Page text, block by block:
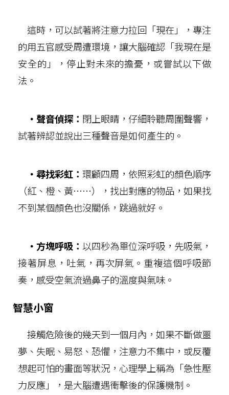
這時，可以試著將注意力拉回「現在」，專注
的用五官感受周遭環境，讓大腦確認「我現在是
安全的」，停止對未來的擔憂，或嘗試以下做
法。
‧聲音偵探： 閉上眼睛，仔細聆聽周圍聲響，
試著辨認並說出三種聲音是如何產生的。
‧尋找彩虹： 環顧四周，依照彩虹的顏色順序
（紅、橙、黃……），找出對應的物品，如果找
不到某個顏色也沒關係，跳過就好。
‧方塊呼吸： 以四秒為單位深呼吸，先吸氣，
接著屏息，吐氣，再次屏氣。重複這個呼吸節
奏，感受空氣流過鼻子的溫度與氣味。
智慧小窗
接觸危險後的幾天到一個月內，如果不斷做噩
夢、失眠、易怒、恐懼，注意力不集中，或反覆
想起可怕的畫面等狀況，心理學上稱為「急性壓
力反應」，是大腦遭遇衝擊後的保護機制。